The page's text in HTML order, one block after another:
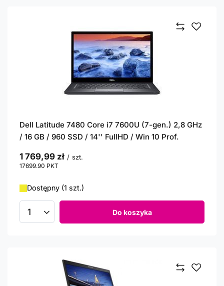
Dell Latitude 7480 Core i7 7600U (7-gen.) 2,8 GHz
/ 16 GB / 960 SSD / 14'' FullHD / Win 10 Prof.
1 769,99 zł / szt.
17699.90 PKT
Dostępny (1 szt.)
Ilość produktów Do koszyka